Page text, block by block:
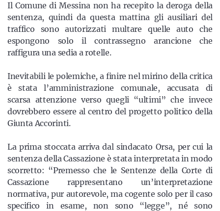
Il Comune di Messina non ha recepito la deroga della
sentenza, quindi da questa mattina gli ausiliari del
traffico sono autorizzati multare quelle auto che
espongono solo il contrassegno arancione che
raffigura una sedia a rotelle.
Inevitabili le polemiche, a finire nel mirino della critica
è stata l’amministrazione comunale, accusata di
scarsa attenzione verso quegli “ultimi” che invece
dovrebbero essere al centro del progetto politico della
Giunta Accorinti.
La prima stoccata arriva dal sindacato Orsa, per cui la
sentenza della Cassazione è stata interpretata in modo
scorretto: “Premesso che le Sentenze della Corte di
Cassazione rappresentano un’interpretazione
normativa, pur autorevole, ma cogente solo per il caso
specifico in esame, non sono “legge”, né sono